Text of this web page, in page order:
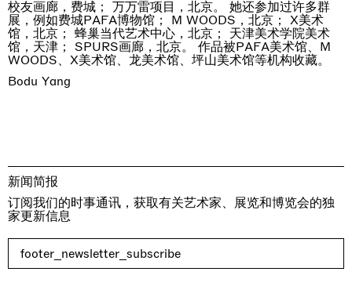
Bodu Yang
校友画廊，费城； 万万雷项目，北京。 她还参加过许多群
展，例如费城PAFA博物馆； M WOODS，北京； X美术
馆，北京； 蜂巢当代艺术中心，北京； 天津美术学院美术
馆，天津； SPURS画廊，北京。 作品被PAFA美术馆、M
WOODS、X美术馆、龙美术馆、坪山美术馆等机构收藏。
新闻简报
订阅我们的时事通讯，获取有关艺术家、展览和博览会的独
家更新信息
footer_newsletter_subscribe